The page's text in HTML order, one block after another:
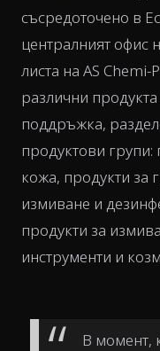
съсредоточено в
централният офис
листа на AS
различни
поддръжка,
продуктови групи:
кожа, продукти за
измиване и
продукти за
инструменти и
В момент,